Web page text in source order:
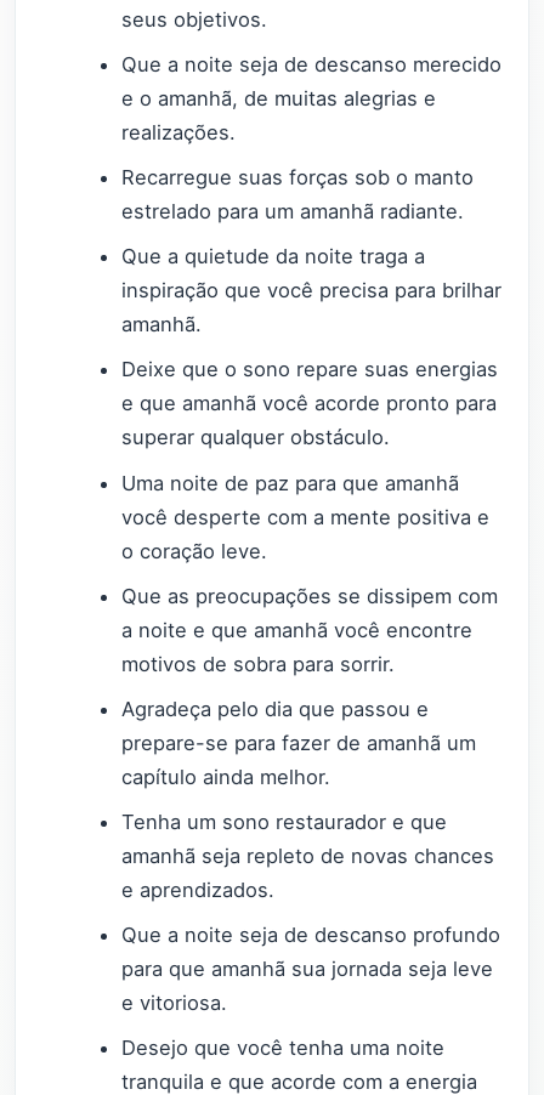
seus objetivos.
Que a noite seja de descanso merecido
e o amanhã, de muitas alegrias e
realizações.
Recarregue suas forças sob o manto
estrelado para um amanhã radiante.
Que a quietude da noite traga a
inspiração que você precisa para brilhar
amanhã.
Deixe que o sono repare suas energias
e que amanhã você acorde pronto para
superar qualquer obstáculo.
Uma noite de paz para que amanhã
você desperte com a mente positiva e
o coração leve.
Que as preocupações se dissipem com
a noite e que amanhã você encontre
motivos de sobra para sorrir.
Agradeça pelo dia que passou e
prepare-se para fazer de amanhã um
capítulo ainda melhor.
Tenha um sono restaurador e que
amanhã seja repleto de novas chances
e aprendizados.
Que a noite seja de descanso profundo
para que amanhã sua jornada seja leve
e vitoriosa.
Desejo que você tenha uma noite
tranquila e que acorde com a energia